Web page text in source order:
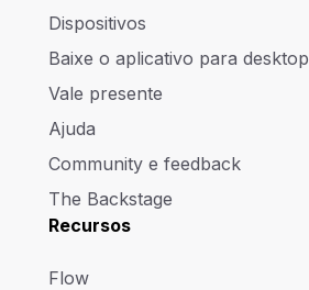
Dispositivos
Baixe o aplicativo para desktop
Vale presente
Ajuda
Community e feedback
The Backstage
Recursos
Flow